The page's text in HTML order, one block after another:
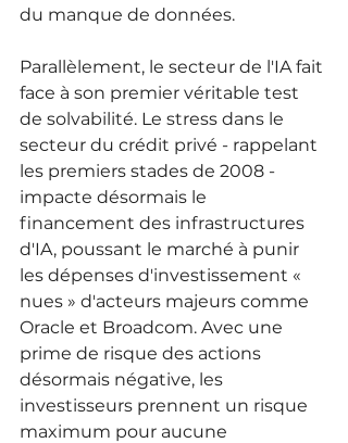
du manque de données.
Parallèlement, le secteur de l'IA fait
face à son premier véritable test
de solvabilité. Le stress dans le
secteur du crédit privé - rappelant
les premiers stades de 2008 -
impacte désormais le
financement des infrastructures
d'IA, poussant le marché à punir
les dépenses d'investissement «
nues » d'acteurs majeurs comme
Oracle et Broadcom. Avec une
prime de risque des actions
désormais négative, les
investisseurs prennent un risque
maximum pour aucune